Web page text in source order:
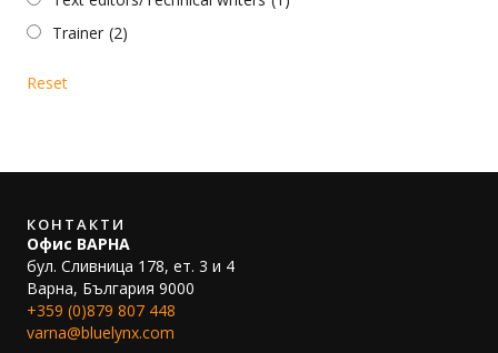
Trainer (2)
Reset
КОНТАКТИ
Офис ВАРНА
бул. Сливница 178, ет. 3 и 4
Варна, България 9000
+359 (0)879 807 448
varna@bluelynx.com